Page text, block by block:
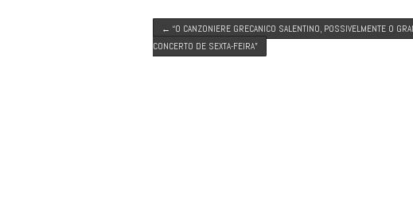
Post navigation
← “O CANZONIERE GRECANICO SALENTINO, POSSIVELMENTE O
CONCERTO DE SEXTA-FEIRA”